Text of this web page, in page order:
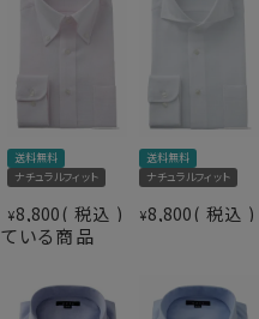
ツ＝イタリアンカラ
ラーを掛け合わせたス
衿型です。
！ースカラー）
送料無料
ナチュラルフィット
¥8,800 税込
送料無料
ナチュラルフィット
¥8,800 税込
いる商品